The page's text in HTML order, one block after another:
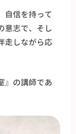
自信を持って
意志で、そし
走しながら応
』の講師であ